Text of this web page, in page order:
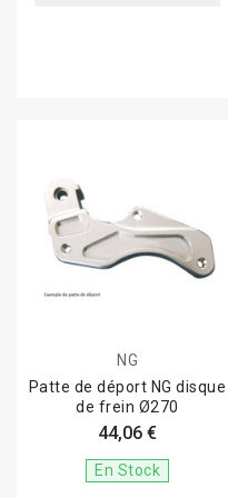
NG
Patte de déport NG disque
de frein Ø270
44,06 €
En Stock